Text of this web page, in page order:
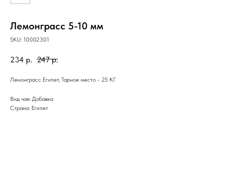
Лемонграсс 5-10 мм
SKU: 10002301
234 р. 247 р.
Лемонграсс Египет, Тарное место - 25 КГ
Вид чая: Добавка
Страна: Египет